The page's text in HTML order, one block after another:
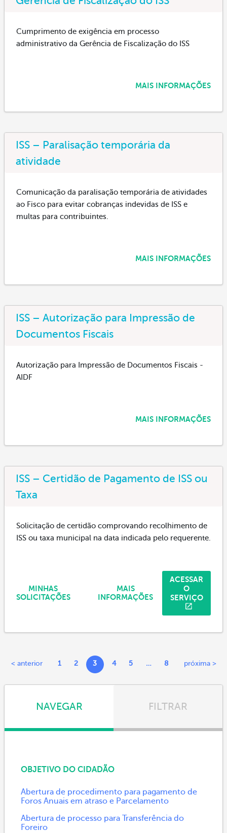
Cumprimento de exigência em processo
administrativo da Gerência de Fiscalização do ISS
MAIS INFORMAÇÕES
ISS – Paralisação temporária da
atividade
Comunicação da paralisação temporária de atividades
ao Fisco para evitar cobranças indevidas de ISS e
multas para contribuintes.
MAIS INFORMAÇÕES
ISS – Autorização para Impressão de
Documentos Fiscais
Autorização para Impressão de Documentos Fiscais -
AIDF
MAIS INFORMAÇÕES
ISS – Certidão de Pagamento de ISS ou
Taxa
Solicitação de certidão comprovando recolhimento de
ISS ou taxa municipal na data indicada pelo requerente.
ACESSAR
O
SERVIÇO
MAIS
INFORMAÇÕES
MINHAS
SOLICITAÇÕES
< anterior 1 2 3 4 5 … 8 próxima >
NAVEGAR FILTRAR
OBJETIVO DO CIDADÃO
Abertura de procedimento para pagamento de
Foros Anuais em atraso e Parcelamento
Abertura de processo para Transferência do
Foreiro